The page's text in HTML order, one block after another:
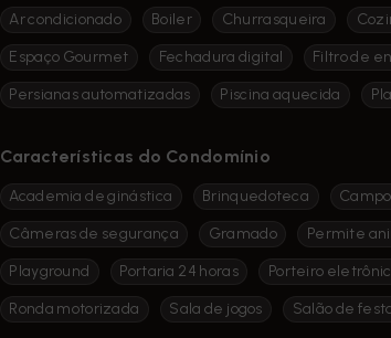
Ar condicionado Boiler Churrasqueira
Espaço Gourmet
Fechadura digital Filtro de
Persianas automatizadas
Piscina aquecida
Características do Condomínio
Academia de ginástica Brinquedoteca
Câmeras de segurança
Gramado Permite
Playground
Portaria 24 horas Porteiro
Ronda motorizada
Sala de jogos Salão de